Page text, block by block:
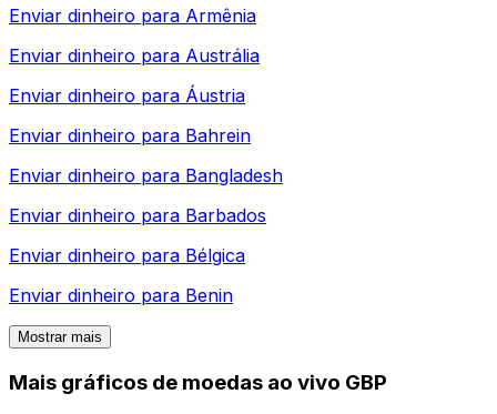
Enviar dinheiro para Armênia
Enviar dinheiro para Austrália
Enviar dinheiro para Áustria
Enviar dinheiro para Bahrein
Enviar dinheiro para Bangladesh
Enviar dinheiro para Barbados
Enviar dinheiro para Bélgica
Enviar dinheiro para Benin
Mostrar mais
Mais gráficos de moedas ao vivo GBP